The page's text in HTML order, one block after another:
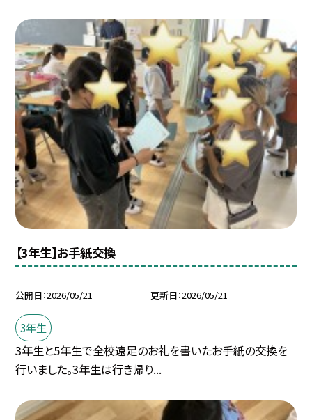
【3年生】お手紙交換
公開日 2026/05/21 更新日 2026/05/21
3年生
3年生と5年生で全校遠足のお礼を書いたお手紙の交換を
行いました。3年生は行き帰り...